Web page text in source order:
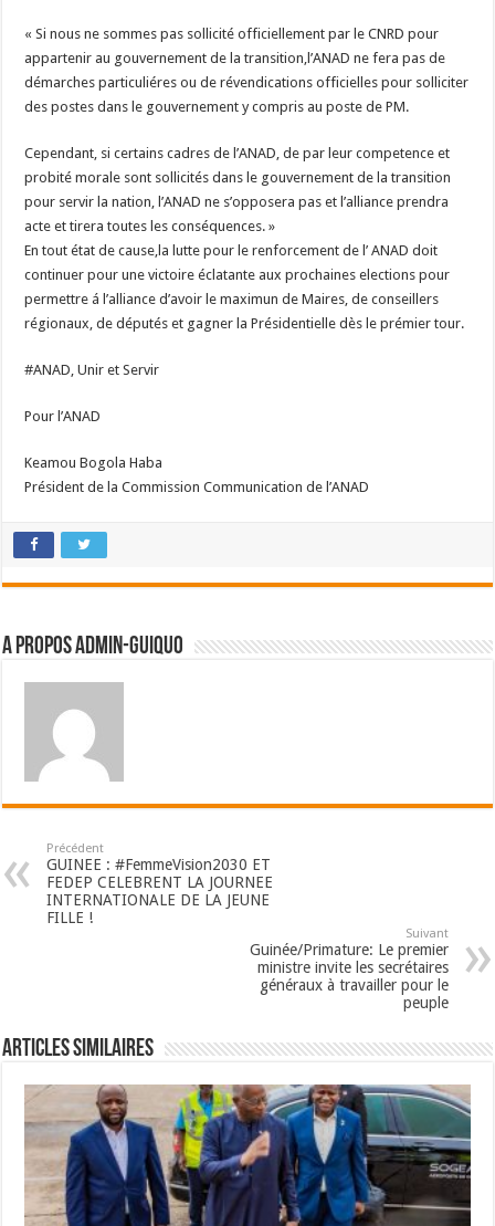
« Si nous ne sommes pas sollicité officiellement par le CNRD pour
appartenir au gouvernement de la transition,l’ANAD ne fera pas de
démarches particuliéres ou de révendications officielles pour solliciter
des postes dans le gouvernement y compris au poste de PM.
Cependant, si certains cadres de l’ANAD, de par leur competence et
probité morale sont sollicités dans le gouvernement de la transition
pour servir la nation, l’ANAD ne s’opposera pas et l’alliance prendra
acte et tirera toutes les conséquences. »
En tout état de cause,la lutte pour le renforcement de l’ ANAD doit
continuer pour une victoire éclatante aux prochaines elections pour
permettre á l’alliance d’avoir le maximun de Maires, de conseillers
régionaux, de députés et gagner la Présidentielle dès le prémier tour.
#ANAD, Unir et Servir
Pour l’ANAD
Keamou Bogola Haba
Président de la Commission Communication de l’ANAD
A propos admin-guiquo
Précédent
GUINEE : #FemmeVision2030 ET
FEDEP CELEBRENT LA JOURNEE
INTERNATIONALE DE LA JEUNE
FILLE !
Suivant
Guinée/Primature: Le premier
ministre invite les secrétaires
généraux à travailler pour le
peuple
Articles Similaires